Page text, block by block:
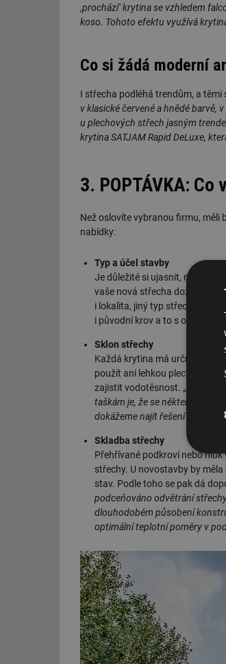
‚prochází‘ krytina se vzhledem
koso. Tohoto efektu využívá
Co si žádá moderní
I střecha podléhá trendům, a těmi
v klasické červené a hnědé barvě,
u plechových střech jasným
krytina SATJAM Rapid DeLuxe,
3. POPTÁVKA:
Než oslovíte vybranou firmu, měli
nabídky:
Typ a účel stavby
Je důležité si ujasnit, na jakou
vaše nová střecha dožila
i lokalita, jiný typ střechy se
i původní krov a to s ohledem
Sklon střechy
Každá krytina má určitý
použít ani lehkou plechovou
zajistit vodotěsnost. „
taškám je, že se některé typy
dokážeme najít řešení i pro
Skladba střechy
Přehřívané podkroví nebo
střechy. U novostavby by
stav. Podle toho se pak dá
podceňováno odvětrání
dlouhodobém působení
optimální teplotní poměry v